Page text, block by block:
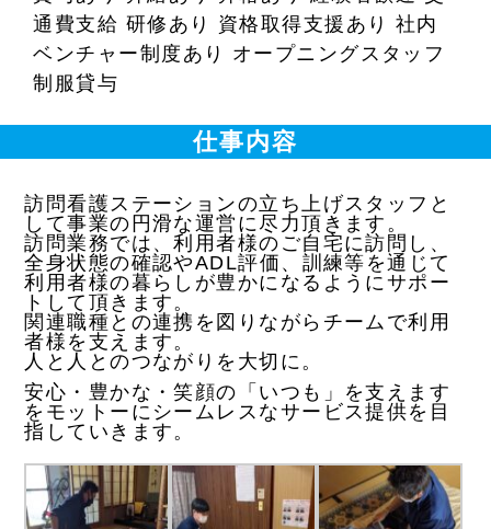
通費支給 研修あり 資格取得支援あり 社内
ベンチャー制度あり オープニングスタッフ
制服貸与
仕事内容
訪問看護ステーションの立ち上げスタッフと
して事業の円滑な運営に尽力頂きます。
訪問業務では、利用者様のご自宅に訪問し、
全身状態の確認やADL評価、訓練等を通じて
利用者様の暮らしが豊かになるようにサポー
トして頂きます。
関連職種との連携を図りながらチームで利用
者様を支えます。
人と人とのつながりを大切に。
安心・豊かな・笑顔の「いつも」を支えます
をモットーにシームレスなサービス提供を目
指していきます。